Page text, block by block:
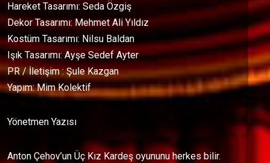
Hareket Tasarımı: Seda Özgiş
Dekor Tasarımı: Mehmet Ali Yıldız
Kostüm Tasarımı: Nilsu Baldan
Işık Tasarımı: Ayşe Sedef Ayter
PR / İletişim : Şule Kazgan
Yapım: Mim Kolektif
Yönetmen Yazısı
Anton Çehov’un Üç Kız Kardeş oyununu herkes bilir.